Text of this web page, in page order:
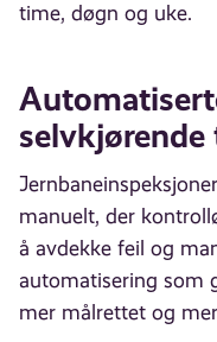
time, døgn og uke.
selvkjørende
manuelt, der
å avdekke feil og
automatisering som
mer målrettet og